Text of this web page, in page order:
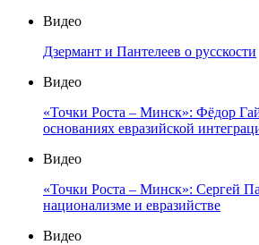
Видео
Дзермант и Пантелеев о русскости
Видео
«Точки Роста – Минск»: Фёдор
основаниях евразийской
Видео
«Точки Роста – Минск»: Сергей
национализме и евразийстве
Видео